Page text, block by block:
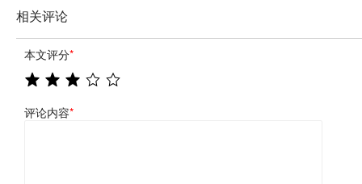
相关评论
本文评分*
评论内容*